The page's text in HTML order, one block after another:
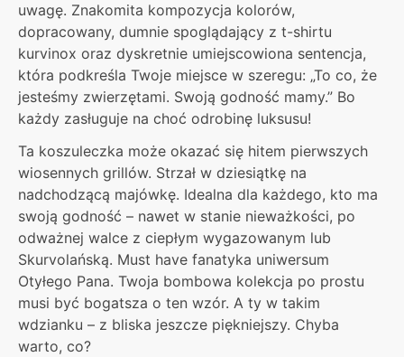
uwagę. Znakomita kompozycja kolorów,
dopracowany, dumnie spoglądający z t-shirtu
kurvinox oraz dyskretnie umiejscowiona sentencja,
która podkreśla Twoje miejsce w szeregu: „To co, że
jesteśmy zwierzętami. Swoją godność mamy.” Bo
każdy zasługuje na choć odrobinę luksusu!
Ta koszuleczka może okazać się hitem pierwszych
wiosennych grillów. Strzał w dziesiątkę na
nadchodzącą majówkę. Idealna dla każdego, kto ma
swoją godność – nawet w stanie nieważkości, po
odważnej walce z ciepłym wygazowanym lub
Skurvolańską. Must have fanatyka uniwersum
Otyłego Pana. Twoja bombowa kolekcja po prostu
musi być bogatsza o ten wzór. A ty w takim
wdzianku – z bliska jeszcze piękniejszy. Chyba
warto, co?